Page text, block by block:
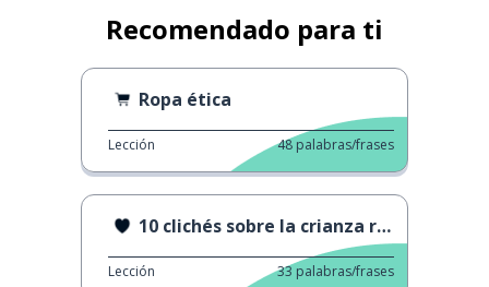
Recomendado para ti
Ropa ética
Lección 48 palabras/frases
10 clichés sobre la crianza respetuosa
Lección 33 palabras/frases